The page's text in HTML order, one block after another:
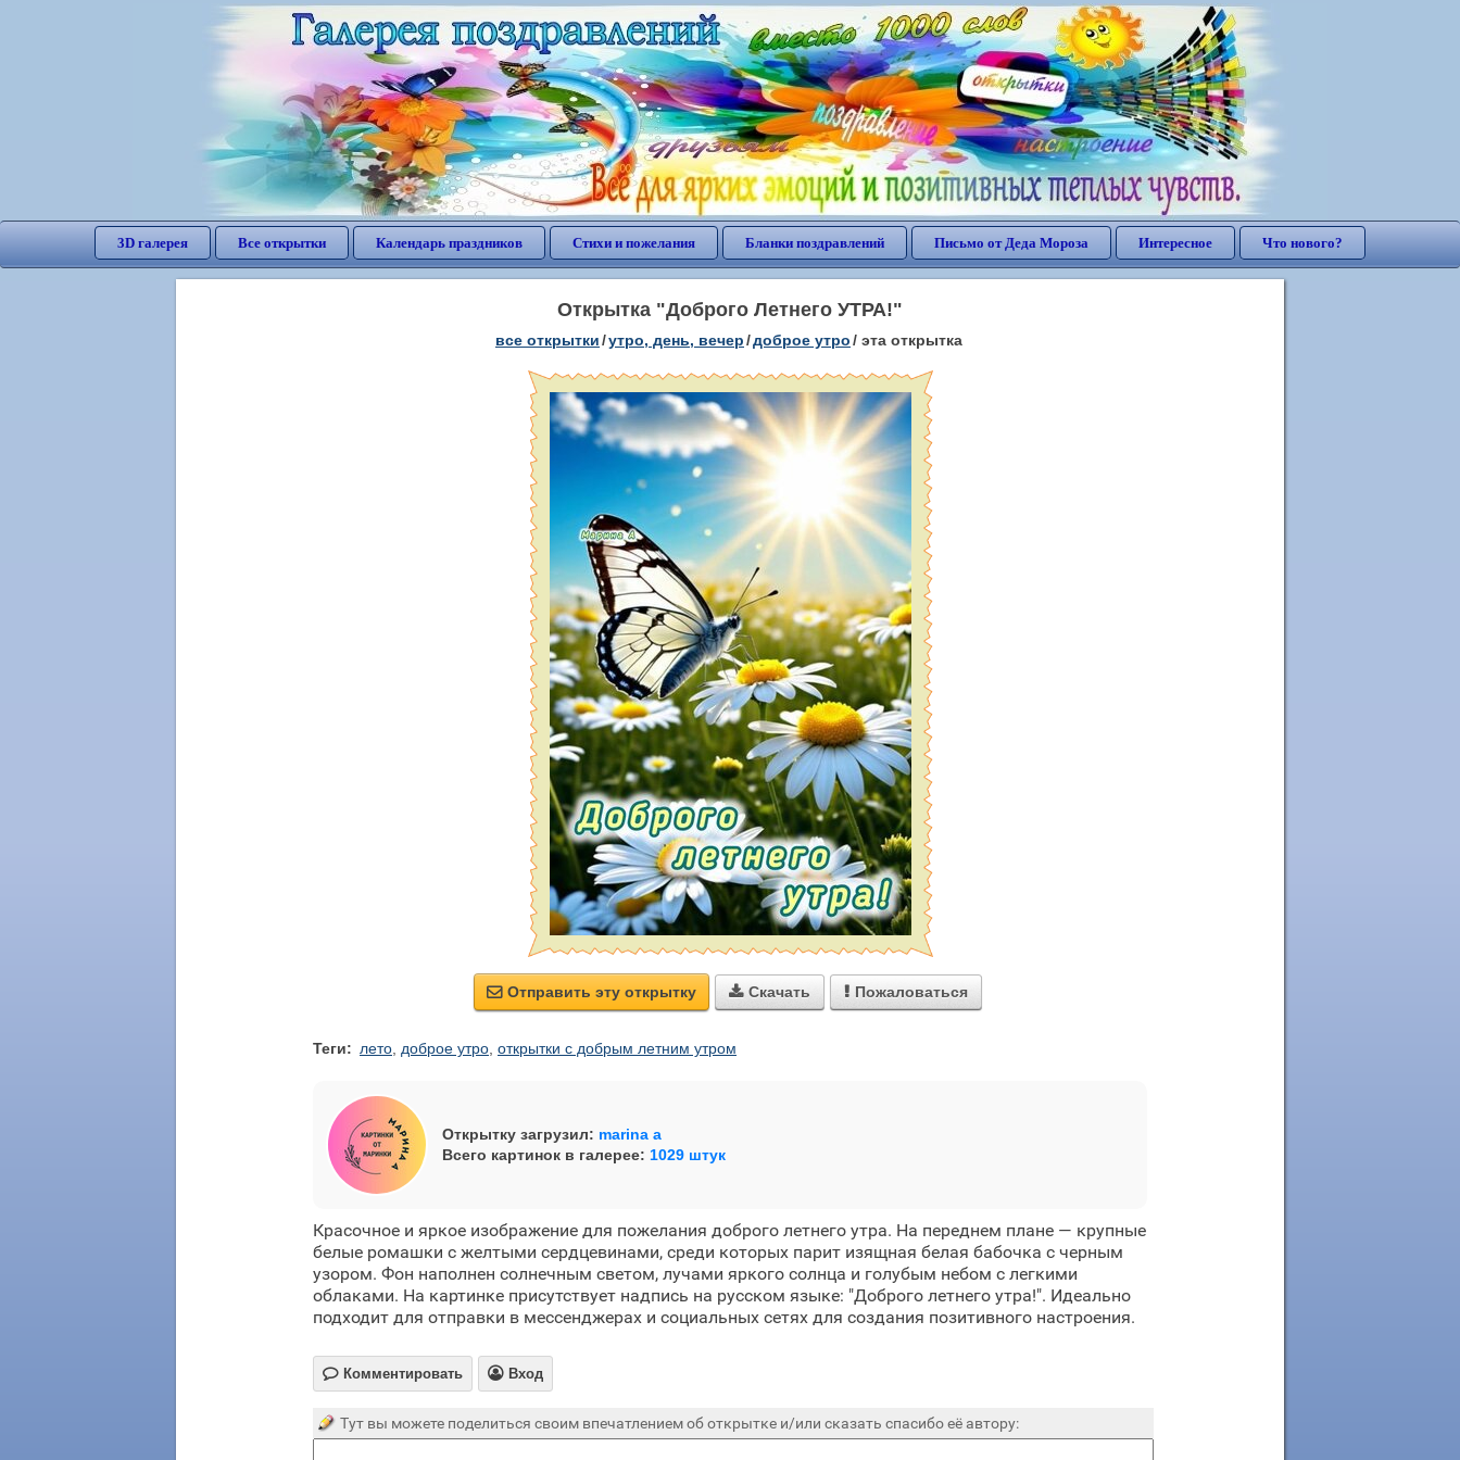
3D галерея Все открытки Календарь праздников Стихи и пожелания Бланки поздравлений Письмо от Деда Мороза Интересное Что нового?
Открытка "Доброго Летнего УТРА!"
все открытки/утро, день, вечер/доброе утро/ эта открытка
 Отправить эту открытку  Скачать  Пожаловаться
Теги: лето доброе утро открытки с добрым летним утром
Открытку загрузил: marina a
Всего картинок в галерее: 1029 штук
Красочное и яркое изображение для пожелания доброго летнего утра. На переднем плане — крупные
белые ромашки с желтыми сердцевинами, среди которых парит изящная белая бабочка с черным
узором. Фон наполнен солнечным светом, лучами яркого солнца и голубым небом с легкими
облаками. На картинке присутствует надпись на русском языке: "Доброго летнего утра!". Идеально
подходит для отправки в мессенджерах и социальных сетях для создания позитивного настроения.
 Комментировать  Вход
Тут вы можете поделиться своим впечатлением об открытке и/или сказать спасибо её автору: